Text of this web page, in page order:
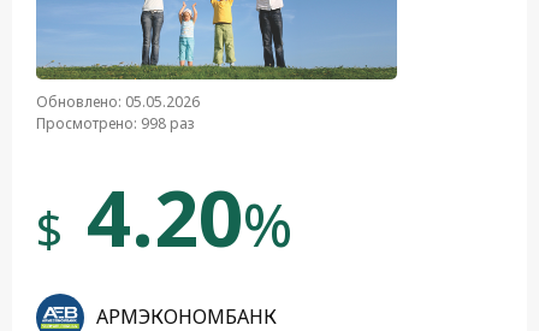
Обновлено: 05.05.2026
Просмотрено: 998 раз
$ 4.20%
АРМЭКОНОМБАНК